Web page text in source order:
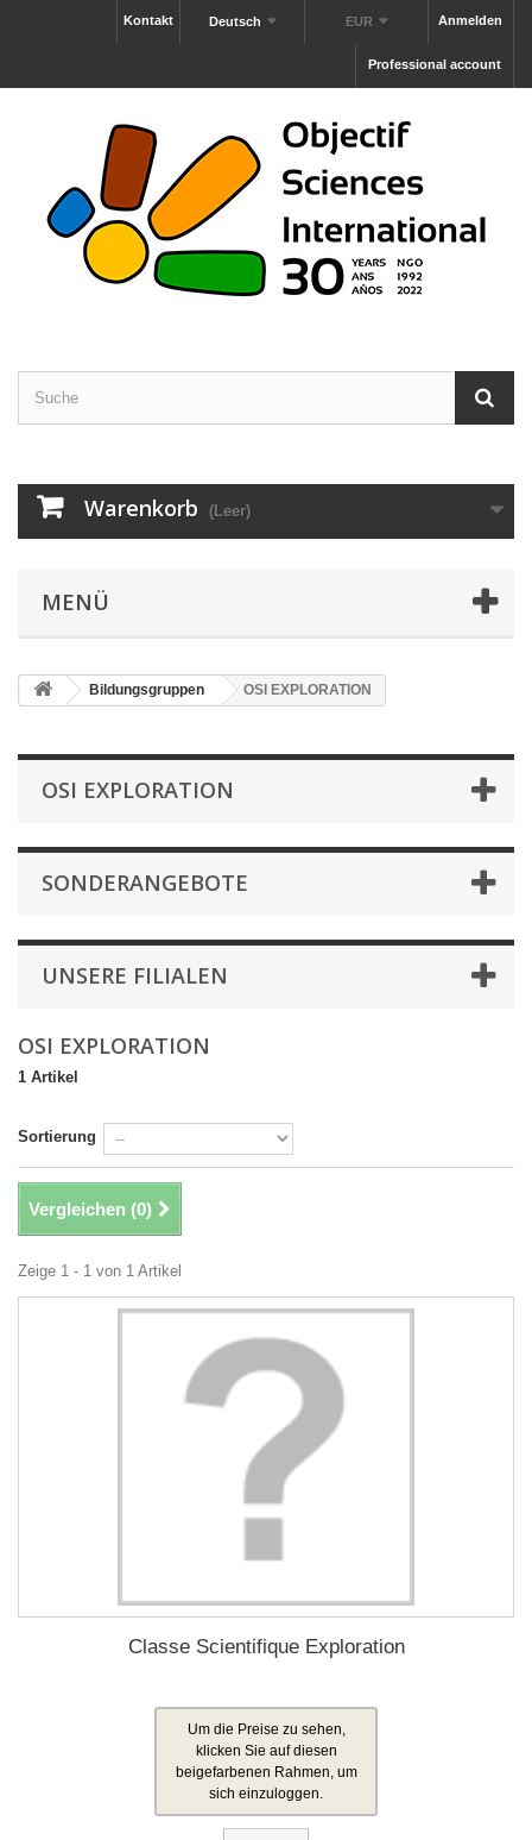
Anmelden
EUR
Deutsch
Kontakt
Professional account
Warenkorb (Leer)
MENÜ
Bildungsgruppen OSI EXPLORATION
OSI EXPLORATION
SONDERANGEBOTE
UNSERE FILIALEN
OSI EXPLORATION
1 Artikel
Sortierung
Vergleichen (0)
Zeige 1 - 1 von 1 Artikel
Classe Scientifique Exploration
Um die Preise zu sehen,
klicken Sie auf diesen
beigefarbenen Rahmen, um
sich einzuloggen.